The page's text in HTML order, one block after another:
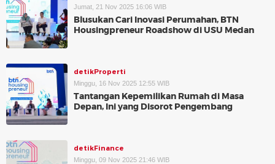
Jumat, 21 Nov 2025 16:06 WIB
Blusukan Cari Inovasi Perumahan, BTN
Housingpreneur Roadshow di USU Medan
detikProperti
Minggu, 16 Nov 2025 12:55 WIB
Tantangan Kepemilikan Rumah di Masa
Depan, Ini yang Disorot Pengembang
detikFinance
Minggu, 09 Nov 2025 21:46 WIB